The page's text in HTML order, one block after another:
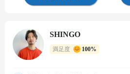
SHINGO
満足度 100%